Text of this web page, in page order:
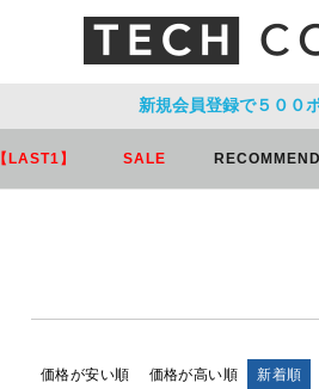
新規会員登録で５００
【LAST1】 SALE RECOMMEND
価格が安い順 価格が高い順 新着順